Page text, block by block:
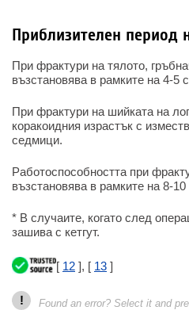
Приблизителен период
При фрактури на тялото,
възстановява в рамките на 4-5
При фрактури на шийката на
коракоидния израстък с
седмици.
Работоспособността при
възстановява в рамките на 8-
* В случаите, когато след
зашива с кетгут.
[ 12 ], [ 13 ]
! Found an error? Select it and